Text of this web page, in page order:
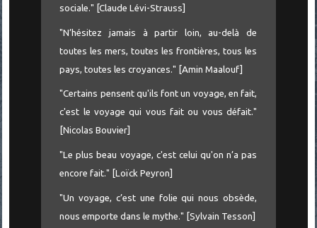
sociale." [Claude Lévi-Strauss]
"N’hésitez jamais à partir loin, au-delà de
toutes les mers, toutes les frontières, tous les
pays, toutes les croyances." [Amin Maalouf]
"Certains pensent qu'ils font un voyage, en fait,
c'est le voyage qui vous fait ou vous défait."
[Nicolas Bouvier]
"Le plus beau voyage, c'est celui qu'on n’a pas
encore fait." [Loïck Peyron]
"Un voyage, c’est une folie qui nous obsède,
nous emporte dans le mythe." [Sylvain Tesson]